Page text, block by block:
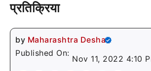
प्रतिक्रिया
by Maharashtra Desha
Published On:
Nov 11, 2022 4:10